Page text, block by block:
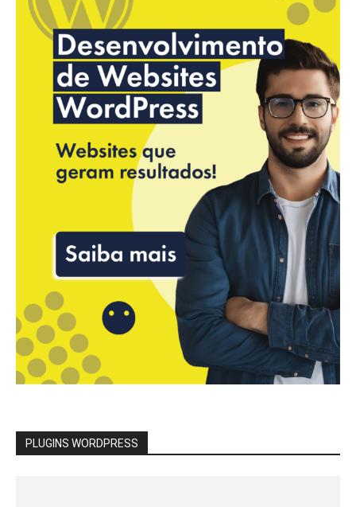
PLUGINS WORDPRESS